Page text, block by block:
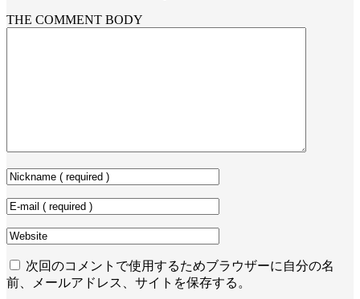
THE COMMENT BODY
次回のコメントで使用するためブラウザーに自分の名
前、メールアドレス、サイトを保存する。